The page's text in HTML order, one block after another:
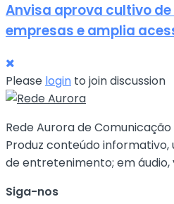
Anvisa aprova cultivo
empresas e amplia
Please login to join discussion
Rede Aurora de Comunicação
Produz conteúdo
de entretenimento; em áudio,
Siga-nos